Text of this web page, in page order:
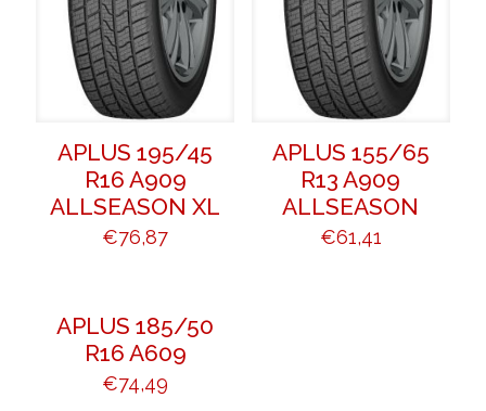
APLUS 195/45
R16 A909
ALLSEASON XL
€76,87
APLUS 155/65
R13 A909
ALLSEASON
€61,41
APLUS 185/50
R16 A609
€74,49